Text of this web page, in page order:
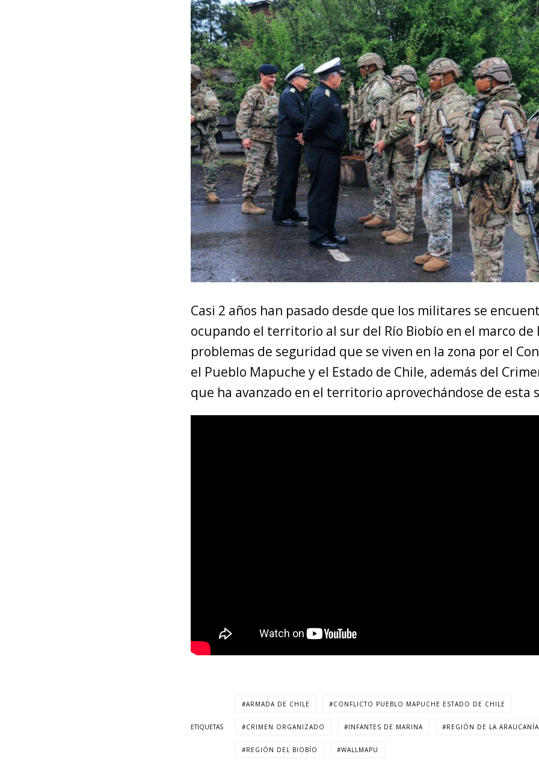
Casi 2 años han pasado desde que los militares se
ocupando el territorio al sur del Río Biobío en el marco de
problemas de seguridad que se viven en la zona por el
el Pueblo Mapuche y el Estado de Chile, además del
que ha avanzado en el territorio aprovechándose de esta
ETIQUETAS
ARMADA DE CHILE CONFLICTO PUEBLO MAPUCHE ESTADO DE CHILE
CRIMEN ORGANIZADO INFANTES DE MARINA REGIÓN DE LA ARAUCANÍA
REGIÓN DEL BIOBÍO WALLMAPU